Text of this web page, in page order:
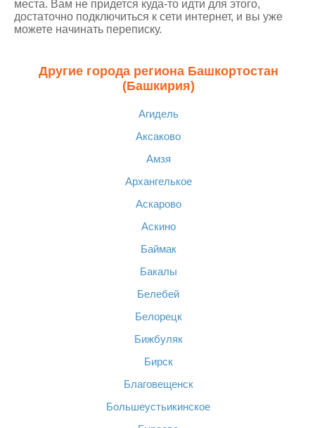
места. Вам не придется куда-то идти для этого,
достаточно подключиться к сети интернет, и вы уже
можете начинать переписку.
Другие города региона Башкортостан
(Башкирия)
Агидель
Аксаково
Амзя
Архангелькое
Аскарово
Аскино
Баймак
Бакалы
Белебей
Белорецк
Бижбуляк
Бирск
Благовещенск
Большеустьикинское